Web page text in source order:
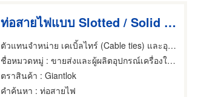
ท่อสายไฟแบบ Slotted / Solid Wall
ตัวแทนจำหน่าย เคเบิ้ลไทร์ (Cable ties) และอุปกรณ์ระบบเดินสายไฟฟ้า ชลบุรี
ชื่อหมวดหมู่ : ขายส่งและผู้ผลิตอุปกรณ์เครื่องใช้ไฟฟ้า,ลวดสายไฟ,เคเบิ้ลไฟฟ้า
ตราสินค้า : Giantlok
คำค้นหา : ท่อสายไฟ